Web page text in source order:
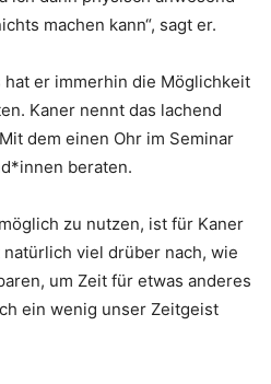
machen kann“, sagt er.
er immerhin die Möglichkeit
Kaner nennt das lachend
dem einen Ohr im Seminar
beraten.
zu nutzen, ist für Kaner
viel drüber nach, wie
um Zeit für etwas anderes
ein wenig unser Zeitgeist